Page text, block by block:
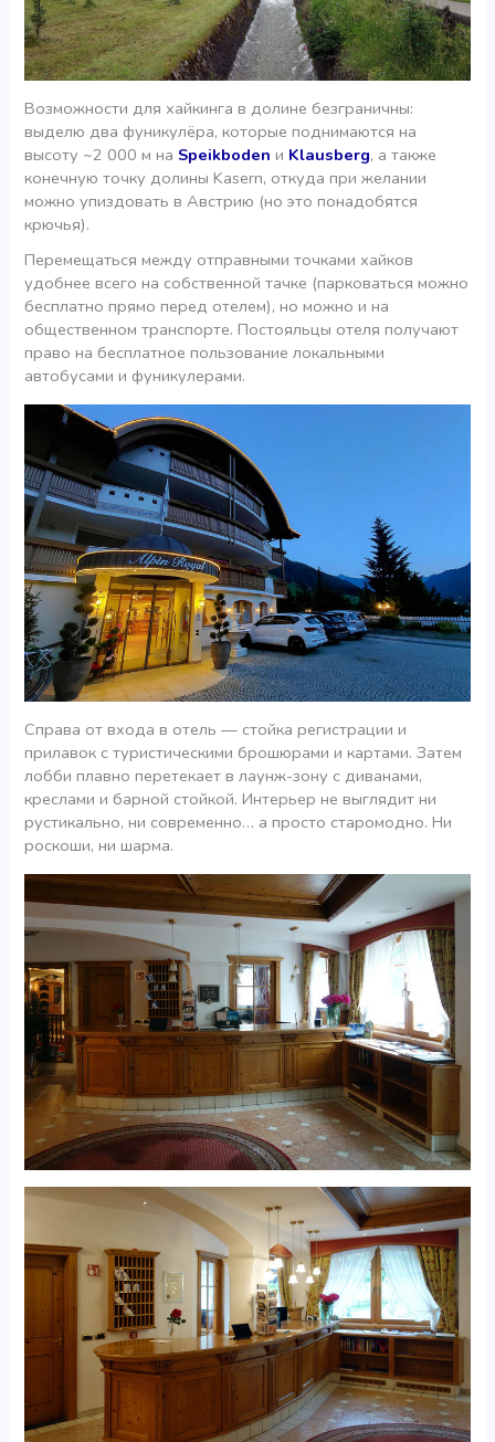
Возможности для хайкинга в долине безграничны:
выделю два фуникулёра, которые поднимаются на
высоту ~2 000 м на Speikbodenи Klausberg, а также
конечную точку долины Kasern, откуда при желании
можно упиздовать в Австрию (но это понадобятся
крючья).
Перемещаться между отправными точками хайков
удобнее всего на собственной тачке (парковаться можно
бесплатно прямо перед отелем), но можно и на
общественном транспорте. Постояльцы отеля получают
право на бесплатное пользование локальными
автобусами и фуникулерами.
Справа от входа в отель — стойка регистрации и
прилавок с туристическими брошюрами и картами. Затем
лобби плавно перетекает в лаунж-зону с диванами,
креслами и барной стойкой. Интерьер не выглядит ни
рустикально, ни современно… а просто старомодно. Ни
роскоши, ни шарма.